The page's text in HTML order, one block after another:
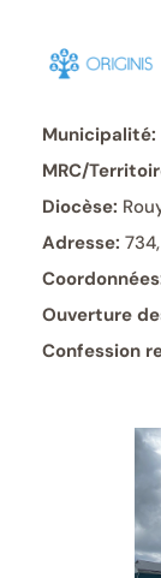
Skip
content
Municipalité:
MRC/
Diocèse:
Adresse:
Ouverture
Confession